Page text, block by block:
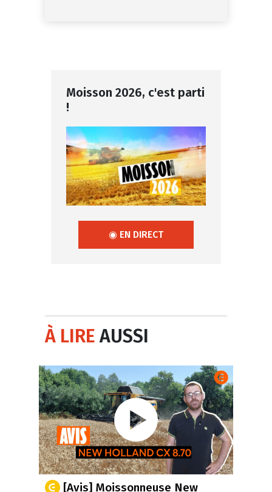
Moisson 2026, c'est parti
!
◉ EN DIRECT
À LIREAUSSI
[Avis] Moissonneuse New